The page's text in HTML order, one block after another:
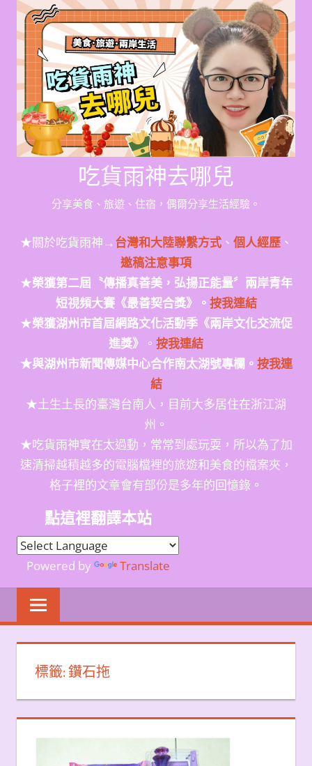
Skip
content
吃貨雨神去哪兒
分享美食、旅遊、住宿，偶爾分享生活經驗。
★關於吃貨雨神→台灣和大陸聯繫方式、 個人經歷、
邀稿注意事項
★榮獲第二屆〝傳播真善美，弘揚正能量〞兩岸青年
短視頻大賽《最善契合獎》。 按我連結
★榮獲湖州市首屆網路文化活動季《兩岸文化交流促
進獎》
。 按我連結
★與湖州市新聞傳媒中心合作南太湖號專欄。 按我連
結
★土生土長的臺灣台南人，目前大多居住在浙江湖
州。
★吃貨雨神實在太過動，常常到處玩耍，所以為了加
速清掃越積越多的電腦檔裡的旅遊和美食的檔案夾，
格子裡的文章會有部份是多年的回憶錄。
點這裡翻譯本站
Powered by Translate
標籤:鑽石拖